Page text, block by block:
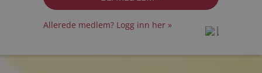
Allerede medlem? Logg inn her »